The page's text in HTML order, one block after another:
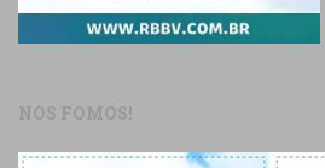
NÓS FOMOS!